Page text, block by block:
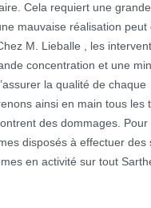
Cela requiert une grande
mauvaise réalisation peut
M. Lieballe , les
concentration et une
la qualité de chaque
ainsi en main tous les
des dommages. Pour
disposés à effectuer des
en activité sur tout